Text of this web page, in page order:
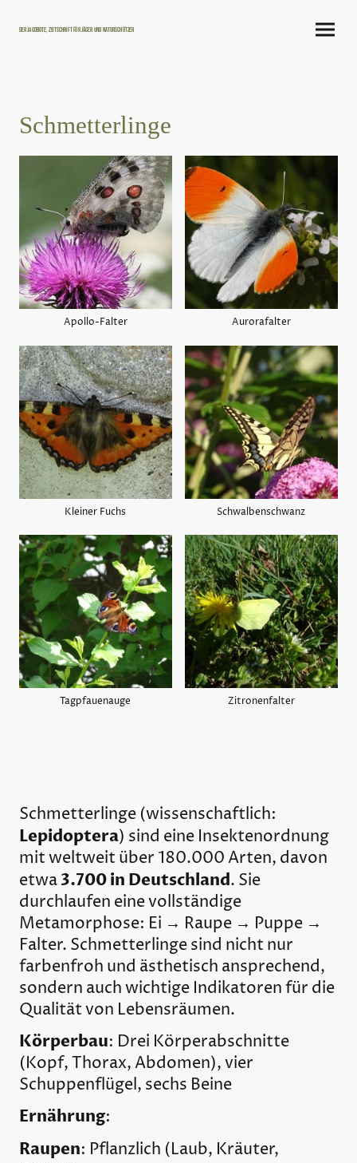
Der Jagdbote, Zeitschrift für Jäger und Naturschützer
Schmetterlinge
Apollo-Falter Aurorafalter
Kleiner Fuchs Schwalbenschwanz
Tagpfauenauge Zitronenfalter
Schmetterlinge (wissenschaftlich:
Lepidoptera) sind eine Insektenordnung
mit weltweit über 180.000 Arten, davon
etwa3.700 in Deutschland. Sie
durchlaufen eine vollständige
Metamorphose: Ei → Raupe → Puppe →
Falter. Schmetterlinge sind nicht nur
farbenfroh und ästhetisch ansprechend,
sondern auch wichtige Indikatoren für die
Qualität von Lebensräumen.
Körperbau: Drei Körperabschnitte
(Kopf, Thorax, Abdomen), vier
Schuppenflügel, sechs Beine
Ernährung:
Raupen: Pflanzlich (Laub, Kräuter,